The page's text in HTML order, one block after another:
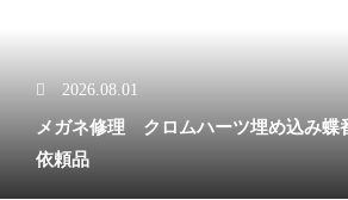
メガネ修理 アランミク
2026.08.01
メガネ修理 クロムハーツ埋め込み蝶
依頼品